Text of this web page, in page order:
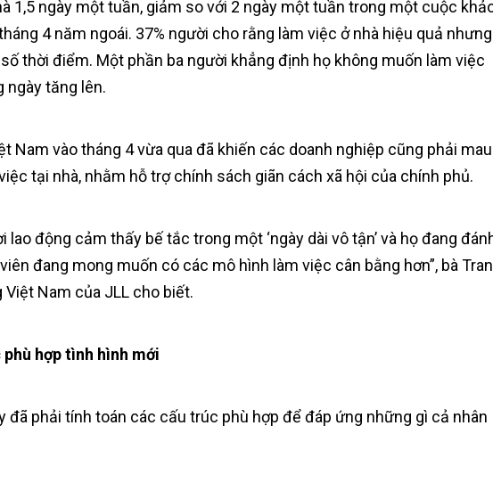
1,5 ngày một tuần, giảm so với 2 ngày một tuần trong một cuộc
4 năm ngoái. 37% người cho rằng làm việc ở nhà hiệu quả nhưng
thời điểm. Một phần ba người khẳng định họ không muốn làm việc
ngày tăng lên.
Nam vào tháng 4 vừa qua đã khiến các doanh nghiệp cũng phải mau
tại nhà, nhằm hỗ trợ chính sách giãn cách xã hội của chính phủ.
lao động cảm thấy bế tắc trong một ‘ngày dài vô tận’ và họ đang
đang mong muốn có các mô hình làm việc cân bằng hơn”, bà
Nam của JLL cho biết.
hợp tình hình mới
đã phải tính toán các cấu trúc phù hợp để đáp ứng những gì cả nhân